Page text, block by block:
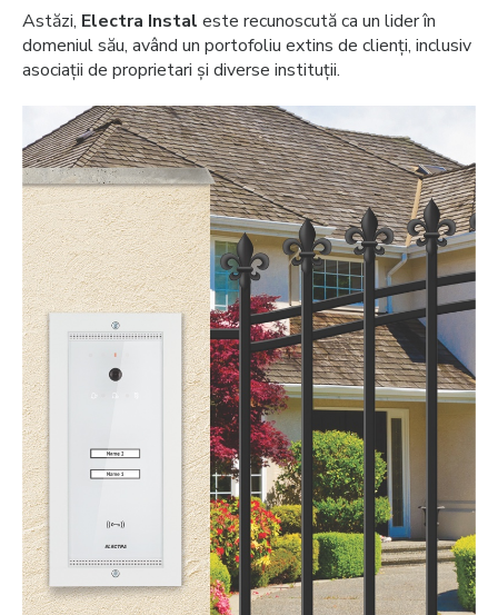
Astăzi, Electra Instal este recunoscută ca un lider în
domeniul său, având un portofoliu extins de clienți, inclusiv
asociații de proprietari și diverse instituții.